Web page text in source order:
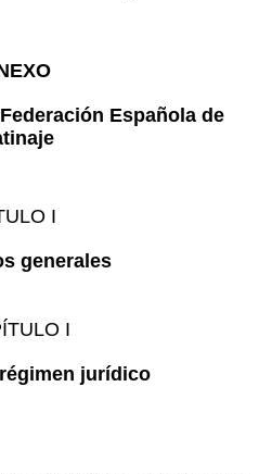
Española de
I
generales
I
jurídico